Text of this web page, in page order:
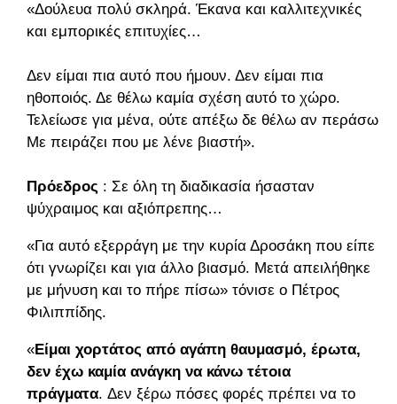
«Δούλευα πολύ σκληρά. Έκανα και καλλιτεχνικές
και εμπορικές επιτυχίες…
Δεν είμαι πια αυτό που ήμουν. Δεν είμαι πια
ηθοποιός. Δε θέλω καμία σχέση αυτό το χώρο.
Τελείωσε για μένα, ούτε απέξω δε θέλω αν περάσω.
Με πειράζει που με λένε βιαστή».
Πρόεδρος : Σε όλη τη διαδικασία ήσασταν
ψύχραιμος και αξιόπρεπης…
«Για αυτό εξερράγη με την κυρία Δροσάκη που είπε
ότι γνωρίζει και για άλλο βιασμό. Μετά απειλήθηκε
με μήνυση και το πήρε πίσω» τόνισε ο Πέτρος
Φιλιππίδης.
«Είμαι χορτάτος από αγάπη θαυμασμό, έρωτα,
δεν έχω καμία ανάγκη να κάνω τέτοια
πράγματα. Δεν ξέρω πόσες φορές πρέπει να το